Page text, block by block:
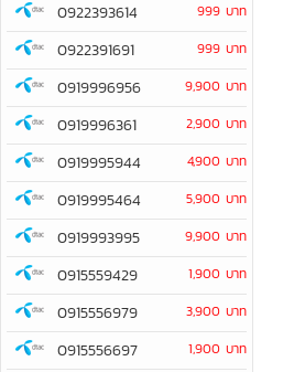
0922393614 999 บาท
0922391691 999 บาท
0919996956 9,900 บาท
0919996361 2,900 บาท
0919995944 4,900 บาท
0919995464 5,900 บาท
0919993995 9,900 บาท
0915559429 1,900 บาท
0915556979 3,900 บาท
0915556697 1,900 บาท